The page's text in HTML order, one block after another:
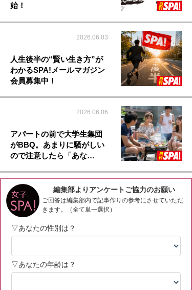
始！
2026.06.03
人生後半の“賢い生き方”が
わかるSPA!メールマガジン
会員募集中！
2026.06.06
アパートの前で大学生集団
がBBQ。あまりに騒がしい
ので注意したら「あな…